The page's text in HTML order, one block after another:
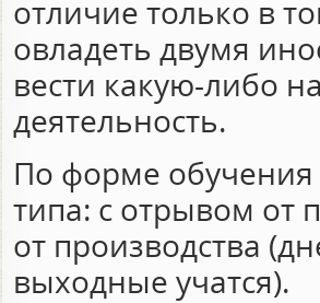
отличие только в
овладеть двумя
вести какую-либо
деятельность.
По форме обучения
типа: с отрывом от
от производства
выходные учатся).